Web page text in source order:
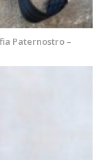
Paternostro –